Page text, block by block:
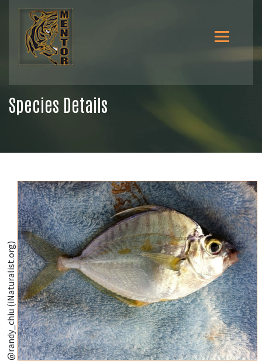
Species Details
@randy_chiu (iNaturalist.org)